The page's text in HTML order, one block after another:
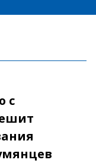
с